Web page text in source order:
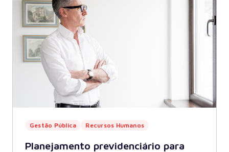
Gestão Pública Recursos Humanos
Planejamento previdenciário para